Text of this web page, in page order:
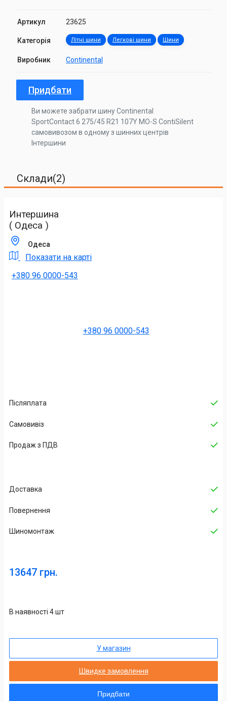
Артикул 23625
Категорія Літні шини Легкові шини Шини
Виробник Continental
Придбати
Ви можете забрати шину Continental
SportContact 6 275/45 R21 107Y MO-S ContiSilent
самовивозом в одному з шинних центрів
Інтершини
Склади(2)
Интершина
( Одеса )
Одеса
Показати на карті
+380 96 0000-543
+380 96 0000-543
Післяплата
Самовивіз
Продаж з ПДВ
Доставка
Повернення
Шиномонтаж
13647 грн.
В наявності 4 шт
У магазин
Швидке замовлення
Придбати